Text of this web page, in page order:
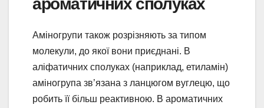
Аміногрупи також розрізняють за типом
молекули, до якої вони приєднані. В
аліфатичних сполуках (наприклад, етиламін)
аміногрупа зв’язана з ланцюгом вуглецю, що
робить її більш реактивною. В ароматичних